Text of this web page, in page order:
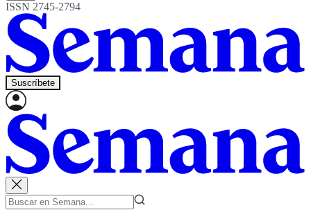
ISSN 2745-2794
Suscríbete